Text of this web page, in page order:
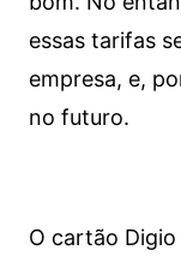
essas tarifas
empresa, e,
no futuro.
O cartão